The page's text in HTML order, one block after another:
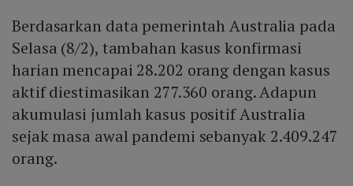
Berdasarkan data pemerintah Australia pada
Selasa (8/2), tambahan kasus konfirmasi
harian mencapai 28.202 orang dengan kasus
aktif diestimasikan 277.360 orang. Adapun
akumulasi jumlah kasus positif Australia
sejak masa awal pandemi sebanyak 2.409.247
orang.